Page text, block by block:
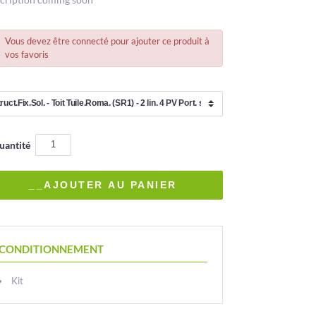
Vous devez être connecté pour ajouter ce produit à
vos favoris
Kit